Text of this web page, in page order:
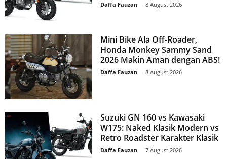
Daffa Fauzan 8 August 2026
Mini Bike Ala Off-Roader,
Honda Monkey Sammy Sand
2026 Makin Aman dengan ABS!
Daffa Fauzan 8 August 2026
Suzuki GN 160 vs Kawasaki
W175: Naked Klasik Modern vs
Retro Roadster Karakter Klasik
Daffa Fauzan 7 August 2026